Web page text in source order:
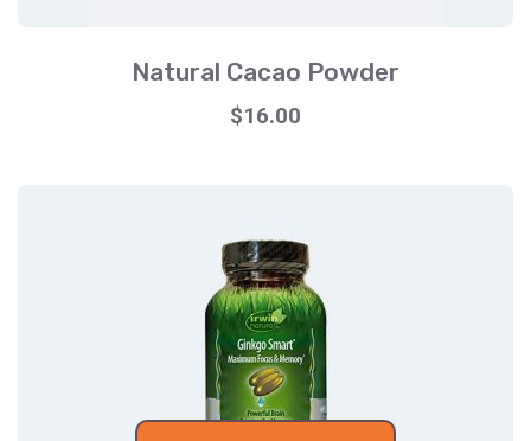
Natural Cacao Powder
$16.00